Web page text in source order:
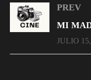
PREV
MI
JULIO